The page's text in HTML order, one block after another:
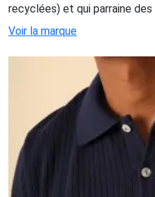
recyclées) et qui parraine
Voir la marque